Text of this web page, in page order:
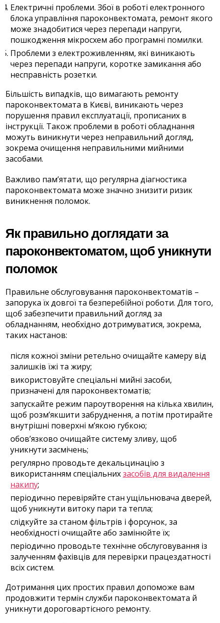
Електричні проблеми. Збої в роботі електронного
блока управління пароконвектомата, ремонт якого
може знадобитися через перепади напруги,
пошкодження мікросхем або програмні помилки.
Проблеми з електроживленням, які виникають
через перепади напруги, коротке замикання або
несправність розетки.
Більшість випадків, що вимагають ремонту
пароконвектомата в Києві, виникають через
порушення правил експлуатації, прописаних в
інструкції. Також проблеми в роботі обладнання
можуть виникнути через неправильний догляд,
зокрема очищення неправильними мийними
засобами.
Важливо пам’ятати, що регулярна діагностика
пароконвектомата може значно знизити ризик
виникнення поломок.
Як правильно доглядати за
пароконвектоматом, щоб уникнути
поломок
Правильне обслуговування пароконвектоматів –
запорука їх довгої та безперебійної роботи. Для того,
щоб забезпечити правильний догляд за
обладнанням, необхідно дотримуватися, зокрема,
таких настанов:
після кожної зміни ретельно очищайте камеру від
залишків їжі та жиру;
використовуйте спеціальні мийні засоби,
призначені для пароконвектоматів;
запускайте режим пароутворення на кілька хвилин,
щоб розм’якшити забруднення, а потім протирайте
внутрішні поверхні м’якою губкою;
обов’язково очищайте систему зливу, щоб
уникнути засмічень;
регулярно проводьте декальцинацію з
використанням спеціальнихзасобів для видалення
накипу;
періодично перевіряйте стан ущільнювача дверей,
щоб уникнути витоку пари та тепла;
слідкуйте за станом фільтрів і форсунок, за
необхідності очищайте або замінюйте їх;
періодично проводьте технічне обслуговування із
залученням фахівців для перевірки працездатності
всіх систем.
Дотримання цих простих правил допоможе вам
продовжити термін служби пароконвектомата й
уникнути дороговартісного ремонту.